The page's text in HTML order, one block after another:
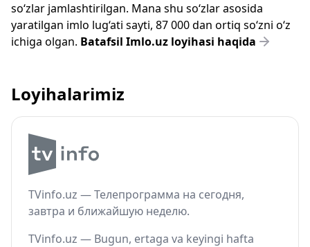
so‘zlar jamlashtirilgan. Mana shu so‘zlar asosida
yaratilgan imlo lug‘ati sayti, 87 000 dan ortiq so‘zni o‘z
ichiga olgan. Batafsil Imlo.uz loyihasi haqida
Loyihalarimiz
TVinfo.uz — Телепрограмма на сегодня,
завтра и ближайшую неделю.
TVinfo.uz — Bugun, ertaga va keyingi hafta